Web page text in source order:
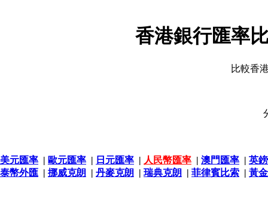
香港銀行匯率
比較香
美元匯率 | 歐元匯率 | 日元匯率 | 人民幣匯率 | 澳門匯率 | 英
泰幣外匯 | 挪威克朗 | 丹麥克朗 | 瑞典克朗 | 菲律賓比索 | 黃